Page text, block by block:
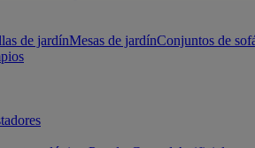
de jardínMesas de jardínConjuntos de